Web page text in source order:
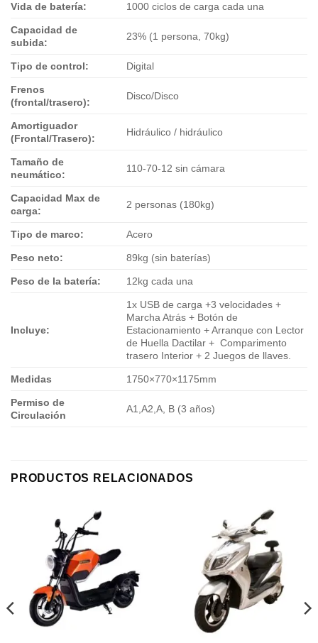
Vida de batería: 1000 ciclos de carga cada una
Capacidad de
subida:
23% (1 persona, 70kg)
Tipo de control: Digital
Frenos
(frontal/trasero):
Disco/Disco
Amortiguador
(Frontal/Trasero):
Hidráulico / hidráulico
Tamaño de
neumático:
110-70-12 sin cámara
Capacidad Max de
carga:
2 personas (180kg)
Tipo de marco: Acero
Peso neto: 89kg (sin baterías)
Peso de la batería: 12kg cada una
Incluye:
1x USB de carga +3 velocidades +
Marcha Atrás + Botón de
Estacionamiento + Arranque con Lector
de Huella Dactilar + Comparimento
trasero Interior + 2 Juegos de llaves.
Medidas 1750×770×1175mm
Permiso de
Circulación
A1,A2,A, B (3 años)
PRODUCTOS RELACIONADOS